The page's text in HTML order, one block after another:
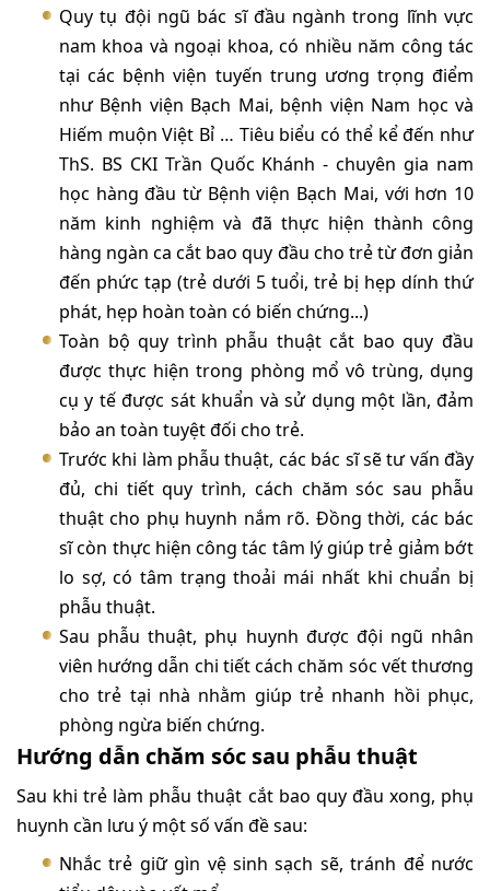
Quy tụ đội ngũ bác sĩ đầu ngành trong lĩnh vực
nam khoa và ngoại khoa, có nhiều năm công tác
tại các bệnh viện tuyến trung ương trọng điểm
như Bệnh viện Bạch Mai, bệnh viện Nam học và
Hiếm muộn Việt Bỉ … Tiêu biểu có thể kể đến như
ThS. BS CKI Trần Quốc Khánh - chuyên gia nam
học hàng đầu từ Bệnh viện Bạch Mai, với hơn 10
năm kinh nghiệm và đã thực hiện thành công
hàng ngàn ca cắt bao quy đầu cho trẻ từ đơn giản
đến phức tạp (trẻ dưới 5 tuổi, trẻ bị hẹp dính thứ
phát, hẹp hoàn toàn có biến chứng...)
Toàn bộ quy trình phẫu thuật cắt bao quy đầu
được thực hiện trong phòng mổ vô trùng, dụng
cụ y tế được sát khuẩn và sử dụng một lần, đảm
bảo an toàn tuyệt đối cho trẻ.
Trước khi làm phẫu thuật, các bác sĩ sẽ tư vấn đầy
đủ, chi tiết quy trình, cách chăm sóc sau phẫu
thuật cho phụ huynh nắm rõ. Đồng thời, các bác
sĩ còn thực hiện công tác tâm lý giúp trẻ giảm bớt
lo sợ, có tâm trạng thoải mái nhất khi chuẩn bị
phẫu thuật.
Sau phẫu thuật, phụ huynh được đội ngũ nhân
viên hướng dẫn chi tiết cách chăm sóc vết thương
cho trẻ tại nhà nhằm giúp trẻ nhanh hồi phục,
phòng ngừa biến chứng.
Hướng dẫn chăm sóc sau phẫu thuật
Sau khi trẻ làm phẫu thuật cắt bao quy đầu xong, phụ
huynh cần lưu ý một số vấn đề sau:
Nhắc trẻ giữ gìn vệ sinh sạch sẽ, tránh để nước